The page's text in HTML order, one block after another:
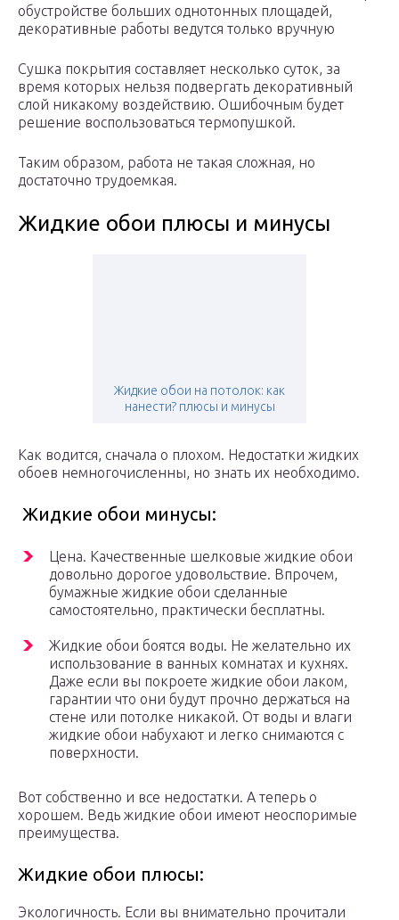
обустройстве больших однотонных площадей,
декоративные работы ведутся только вручную
Сушка покрытия составляет несколько суток, за
время которых нельзя подвергать декоративный
слой никакому воздействию. Ошибочным будет
решение воспользоваться термопушкой.
Таким образом, работа не такая сложная, но
достаточно трудоемкая.
Жидкие обои плюсы и минусы
Жидкие обои на потолок: как
нанести? плюсы и минусы
Как водится, сначала о плохом. Недостатки жидких
обоев немногочисленны, но знать их необходимо.
Жидкие обои минусы:
Цена. Качественные шелковые жидкие обои
довольно дорогое удовольствие. Впрочем,
бумажные жидкие обои сделанные
самостоятельно, практически бесплатны.
Жидкие обои боятся воды. Не желательно их
использование в ванных комнатах и кухнях.
Даже если вы покроете жидкие обои лаком,
гарантии что они будут прочно держаться на
стене или потолке никакой. От воды и влаги
жидкие обои набухают и легко снимаются с
поверхности.
Вот собственно и все недостатки. А теперь о
хорошем. Ведь жидкие обои имеют неоспоримые
преимущества.
Жидкие обои плюсы:
Экологичность. Если вы внимательно прочитали